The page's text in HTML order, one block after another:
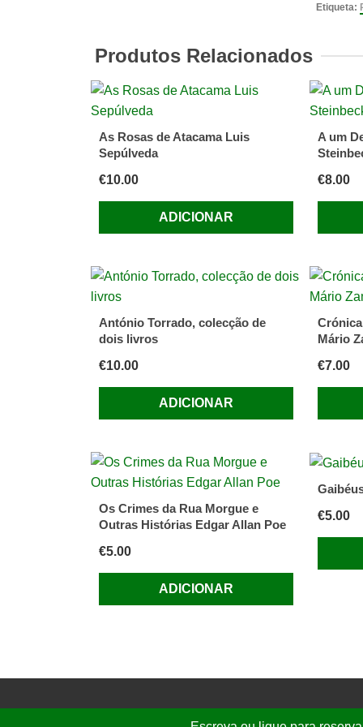
das
vida
de
de
Etiqueta:
Produtos Relacionados
As Rosas de Atacama Luis
Sepúlveda
€10.00
ADICIONAR
A um
€8.00
António Torrado, colecção de
dois livros
€10.00
ADICIONAR
Mário
€7.00
Os Crimes da Rua Morgue e
Outras Histórias Edgar Allan Poe
€5.00
ADICIONAR
€5.00